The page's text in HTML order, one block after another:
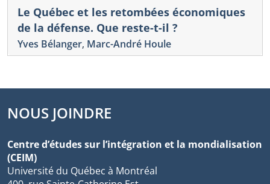
Le Québec et les retombées économiques
de la défense. Que reste-t-il ?
Yves Bélanger, Marc-André Houle
NOUS JOINDRE
Centre d’études sur l’intégration et la mondialisation
(CEIM)
Université du Québec à Montréal